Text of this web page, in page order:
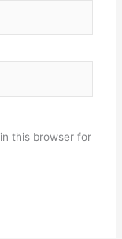
this browser for